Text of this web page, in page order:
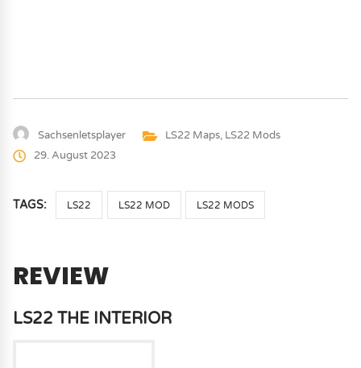
Sachsenletsplayer LS22 Maps, LS22 Mods
29. August 2023
TAGS: LS22 LS22 MOD LS22 MODS
REVIEW
LS22 THE INTERIOR